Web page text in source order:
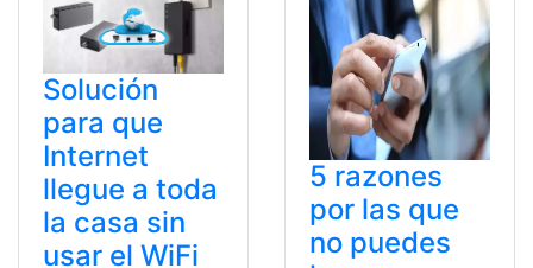
Solución
para que
Internet
llegue a toda
la casa sin
usar el WiFi
5 razones
por las que
no puedes